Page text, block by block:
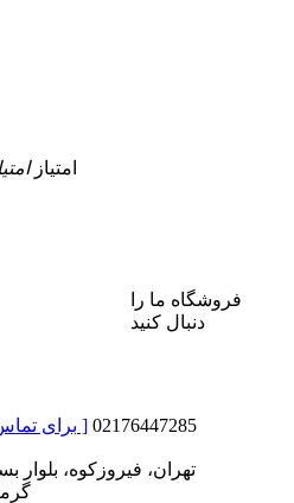
امتیاز
فروشگاه ما را
دنبال کنید
[ برای تماس تلفنی با ما کلیک کنید ] 02176447285
تهران، فیروزکوه، بلوار